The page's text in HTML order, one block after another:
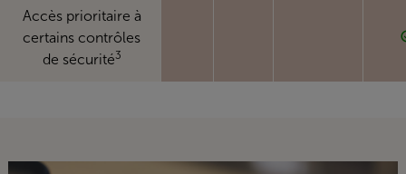
Accès prioritaire à
certains contrôles
de sécurité3